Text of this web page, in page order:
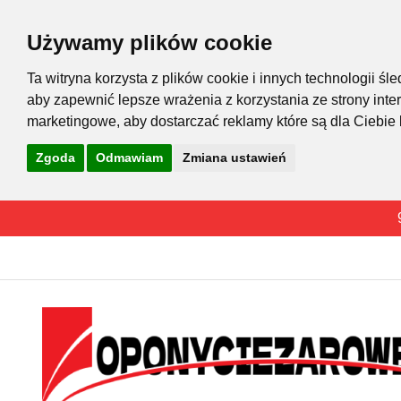
Używamy plików cookie
Ta witryna korzysta z plików cookie i innych technologii
aby zapewnić lepsze wrażenia z korzystania ze strony
marketingowe, aby dostarczać reklamy które są dla
Zgoda Odmawiam Zmiana ustawień
treści